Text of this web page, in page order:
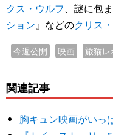
クス・ウルフ、謎に包
ション』などのクリス
今週公開 映画 旅猫レ
関連記事
胸キュン映画がいっ